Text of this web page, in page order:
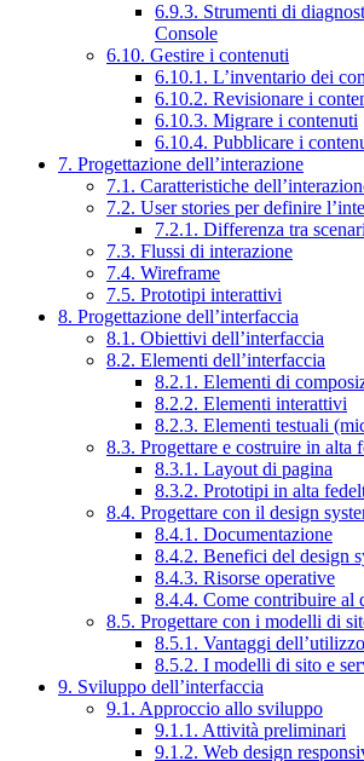
6.9.3. Strumenti di
Console
6.10. Gestire i contenuti
6.10.1. L’inventario dei
6.10.2. Revisionare i
6.10.3. Migrare i contenuti
6.10.4. Pubblicare i
7. Progettazione dell’interazione
7.1. Caratteristiche
7.2. User stories per definire
7.2.1. Differenza tra
7.3. Flussi di interazione
7.4. Wireframe
7.5. Prototipi interattivi
8. Progettazione dell’interfaccia
8.1. Obiettivi dell’interfaccia
8.2. Elementi dell’interfaccia
8.2.1. Elementi di
8.2.2. Elementi interattivi
8.2.3. Elementi testuali
8.3. Progettare e costruire in alta
8.3.1. Layout di pagina
8.3.2. Prototipi in alta
8.4. Progettare con il design
8.4.1. Documentazione
8.4.2. Benefici del design
8.4.3. Risorse operative
8.4.4. Come contribuire al
8.5. Progettare con i modelli di
8.5.1. Vantaggi
8.5.2. I modelli di sito e
9. Sviluppo dell’interfaccia
9.1. Approccio allo sviluppo
9.1.1. Attività preliminari
9.1.2. Web design